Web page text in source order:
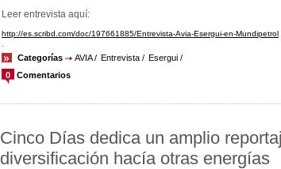
Leer entrevista aquí:
http://es.scribd.com/doc/197661885/Entrevista-Avia-Esergui-en-Mundipetrol
.
Categorías AVIA Entrevista
Esergui
0
Comentarios
Cinco Días dedica un amplio
diversificación hacía otras energías